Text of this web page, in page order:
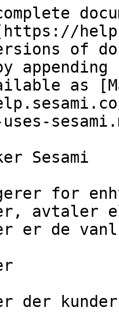
of
as
uses-
Sesami
for
avtaler
er de
der